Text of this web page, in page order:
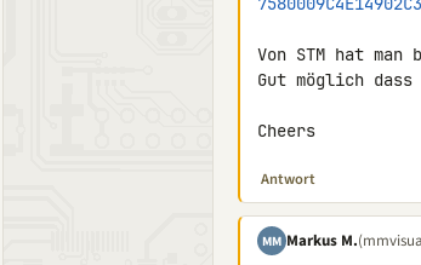
Von STM hat
Gut möglich
Cheers
Antwort
MM Markus M.